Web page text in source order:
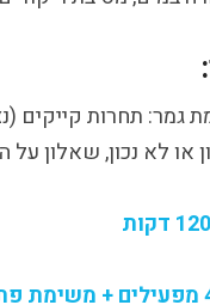
גמר: תחרות קייקים
או לא נכון, שאלון